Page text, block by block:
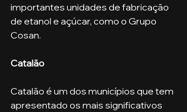
importantes unidades de fabricação
de etanol e açúcar, como o Grupo
Cosan.
Catalão
Catalão é um dos municípios que tem
apresentado os mais significativos